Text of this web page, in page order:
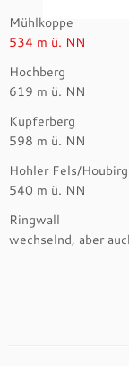
Mühlkoppe
534 m ü. NN
Hochberg
619 m ü. NN
Kupferberg
598 m ü. NN
Hohler Fels/Houbirg
540 m ü. NN
Ringwall
wechselnd, aber